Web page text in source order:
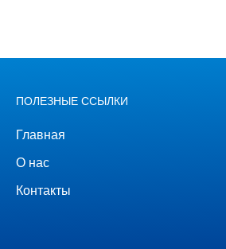
ПОЛЕЗНЫЕ ССЫЛКИ
Главная
О нас
Контакты